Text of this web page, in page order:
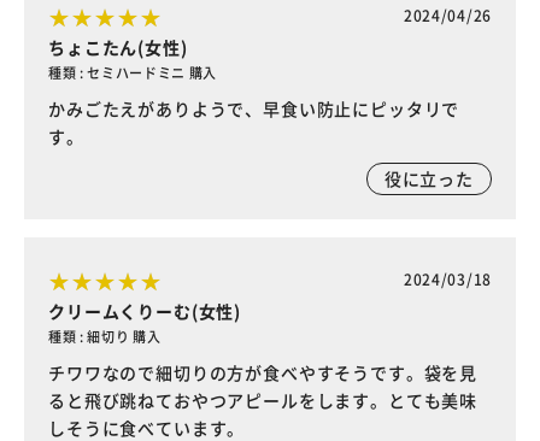
2024/04/26
ちょこたん(女性)
種類 : セミハードミニ 購入
かみごたえがありようで、早食い防止にピッタリで
す。
役に立った
2024/03/18
クリームくりーむ(女性)
種類 : 細切り 購入
チワワなので細切りの方が食べやすそうです。袋を見
ると飛び跳ねておやつアピールをします。とても美味
しそうに食べています。